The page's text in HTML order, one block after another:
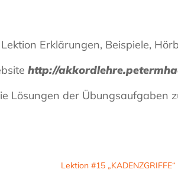
Erklärungen, Beispiele,
http://
Lösungen der Übungsaufgaben
Lektion #15 „KADENZGRIFFE“